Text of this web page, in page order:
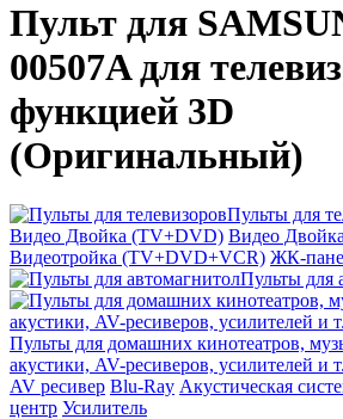
Пульт для
00507A для
функцией 3D
(Оригинальный)
Пульты для
Видео Двойка (TV+DVD) Видео
Видеотройка (TV+DVD+VCR) ЖК-
Пульты для
Пульты для домашних кинотеатров,
акустики, AV-ресиверов, усилителей и
AV ресивер Blu-Ray Акустическая
центр Усилитель